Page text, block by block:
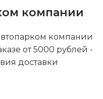
компании
компании
от 5000 рублей -
доставки